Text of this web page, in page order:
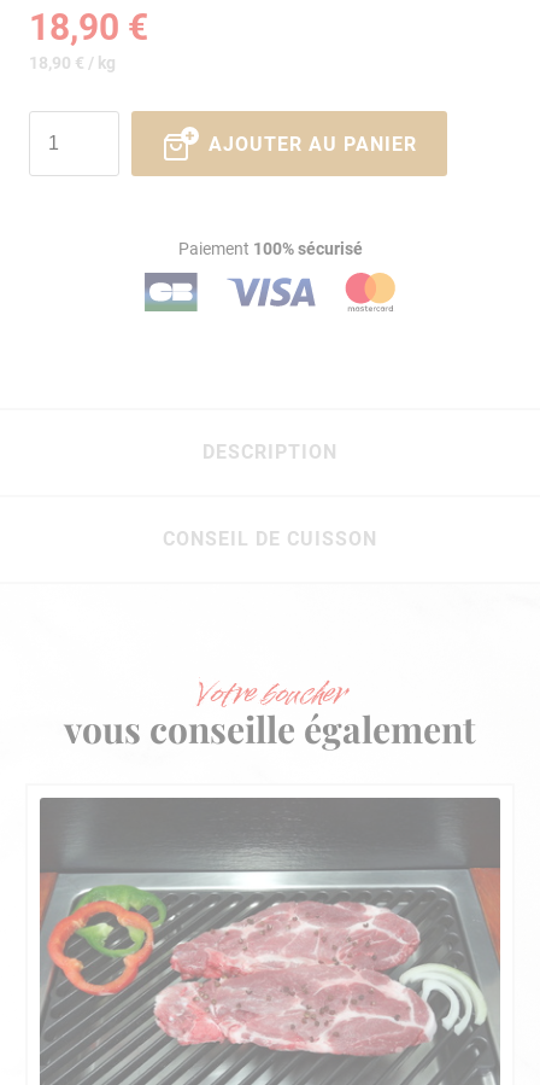
18,90 €
18,90 € / kg
AJOUTER AU PANIER
Paiement 100% sécurisé
DESCRIPTION
CONSEIL DE CUISSON
Votre boucher
vous conseille également